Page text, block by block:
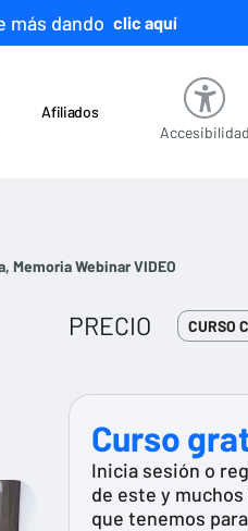
más dando clic aquí
Afiliados
Accesibilidad
Webinar VIDEO
PRECIO CURSO
Curso
Inicia sesión o
de este y
que tenemos